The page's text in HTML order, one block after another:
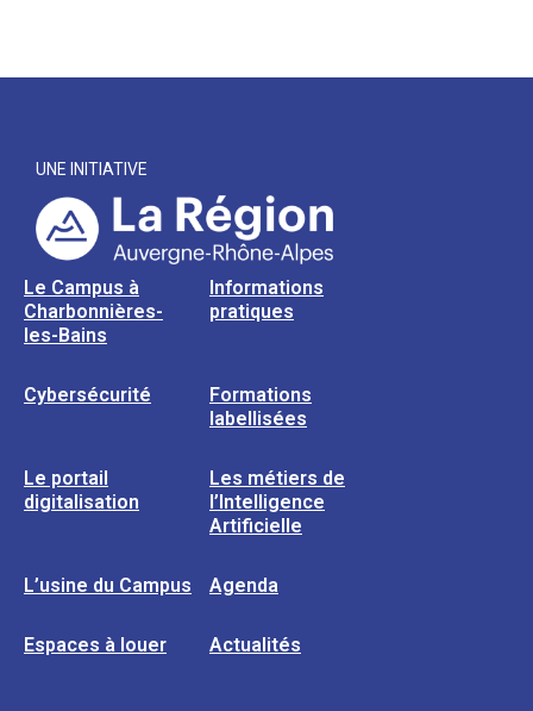
UNE INITIATIVE
Le Campus à
Charbonnières-
les-Bains
Informations
pratiques
Cybersécurité
Formations
labellisées
Le portail
digitalisation
Les métiers de
l’Intelligence
Artificielle
L’usine du Campus Agenda
Espaces à louer Actualités